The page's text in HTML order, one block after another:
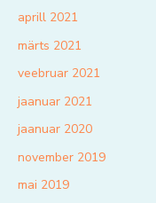
aprill 2021
märts 2021
veebruar 2021
jaanuar 2021
jaanuar 2020
november 2019
mai 2019